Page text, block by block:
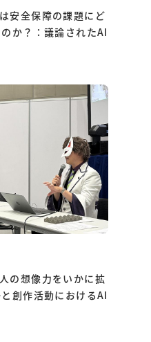
安全保障の課題にど
か？：議論されたAI
の想像力をいかに拡
創作活動におけるAI